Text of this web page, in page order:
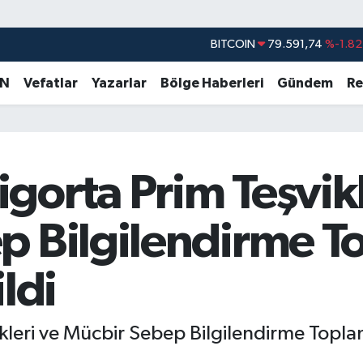
DOLAR 45,43620 %0.02
STERLİN 61,60380 %0.18
BITCOIN 79.591,74 %-1.82
Vefatlar Yazarlar Bölge Haberleri Gündem
Prim
Bilgilendirme
ve Mücbir Sebep Bilgilendirme